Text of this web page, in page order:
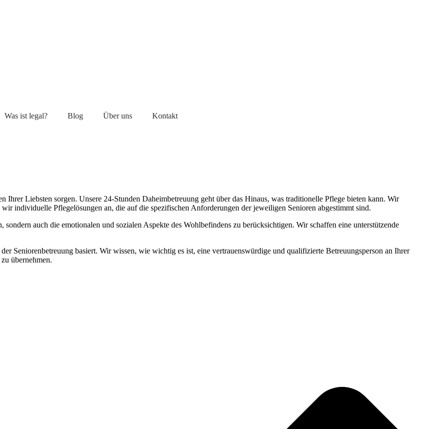
Was ist legal? Blog Über uns Kontakt
Liebsten sorgen. Unsere 24-Stunden Daheimbetreuung geht über das Hinaus, was traditionelle Pflege bieten kann. Wir
individuelle Pflegelösungen an, die auf die spezifischen Anforderungen der jeweiligen Senioren abgestimmt sind.
auch die emotionalen und sozialen Aspekte des Wohlbefindens zu berücksichtigen. Wir schaffen eine unterstützende
Seniorenbetreuung basiert. Wir wissen, wie wichtig es ist, eine vertrauenswürdige und qualifizierte Betreuungsperson an Ihrer
übernehmen.